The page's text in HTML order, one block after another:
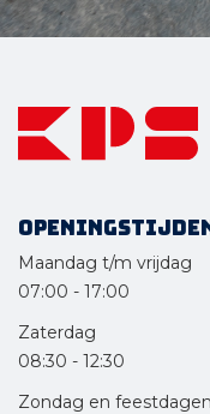
Maandag t/m vrijdag
07:00 - 17:00
Zaterdag
08:30 - 12:30
Zondag en feestdagen